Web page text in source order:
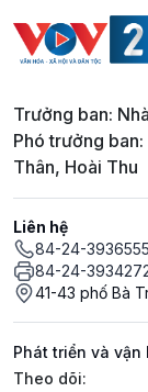
Trưởng ban:
Phó trưởng
Thân, Hoài Thu
Liên hệ
84-24-
84-24-
41-43 phố Bà
Phát triển và vận
Mạng xã
Theo dõi: